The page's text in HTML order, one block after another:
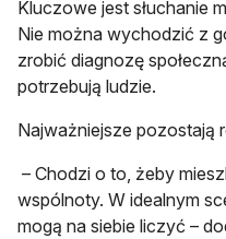
Kluczowe jest słuchanie
Nie można wychodzić z
zrobić diagnozę
potrzebują ludzie.
Najważniejsze pozostają
– Chodzi o to, żeby
wspólnoty. W idealnym
mogą na siebie liczyć –